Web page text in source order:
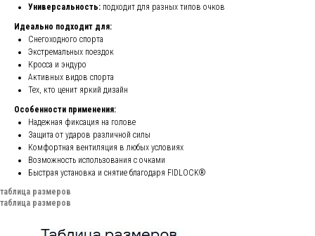
Универсальность: подходит для разных типов очков
Идеально подходит для:
Снегоходного спорта
Экстремальных поездок
Кросса и эндуро
Активных видов спорта
Тех, кто ценит яркий дизайн
Особенности применения:
Надежная фиксация на голове
Защита от ударов различной силы
Комфортная вентиляция в любых условиях
Возможность использования с очками
Быстрая установка и снятие благодаря FIDLOCK®
таблица размеров
таблица размеров